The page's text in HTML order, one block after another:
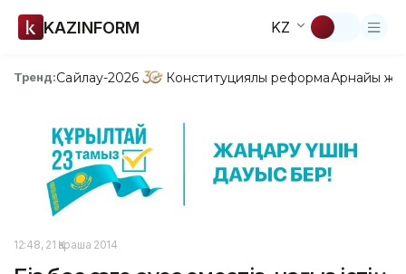
KAZINFORM KZ
Тренд:Сайлау-2026 Конституциялық реформаАрнайы
12:48, 21 Қараша 2014